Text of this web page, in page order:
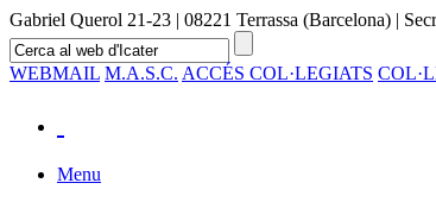
Gabriel Querol 21-23 | 08221 Terrassa (Barcelona) |
WEBMAIL M.A.S.C. ACCÉS COL·LEGIATS
Menu